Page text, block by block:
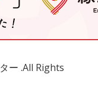
ー .All Rights